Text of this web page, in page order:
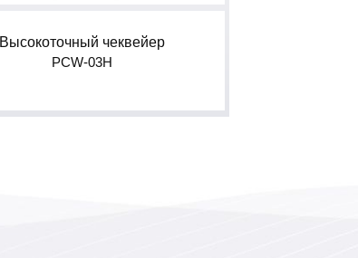
Высокоточный чеквейер
PCW-03H